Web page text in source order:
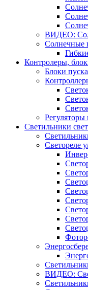
ВИДЕО:
Солнечные
Контролеры,
Блоки пуска
Светильники
Светореле
ВИДЕО: